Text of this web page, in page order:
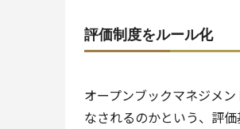
評価制度をルール化
オープンブックマネジメ
なされるのかという、評